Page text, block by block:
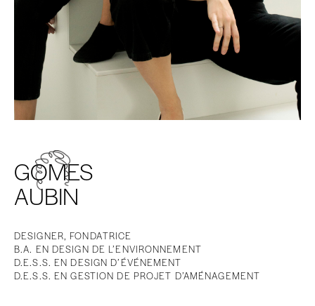
GOMES
AUBIN
DESIGNER, FONDATRICE
B.A. EN DESIGN DE L’ENVIRONNEMENT
D.E.S.S. EN DESIGN D’ÉVÉNEMENT
D.E.S.S. EN GESTION DE PROJET D’AMÉNAGEMENT